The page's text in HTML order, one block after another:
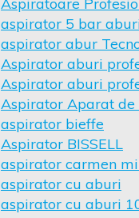
aspirator 5 bar
aspirator abur
Aspirator aburi
Aspirator aburi
Aspirator Aparat
aspirator bieffe
Aspirator BISSELL
aspirator carmen
aspirator cu aburi
aspirator cu aburi